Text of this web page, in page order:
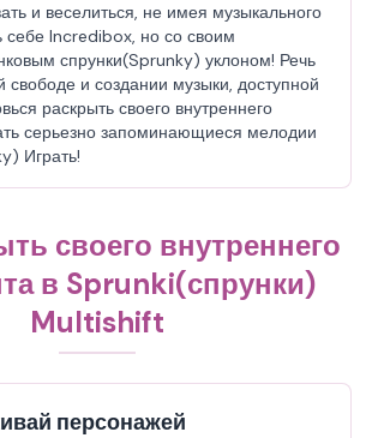
и веселиться, не имея музыкального
себе Incredibox, но со своим
спрунки(Sprunky) уклоном! Речь
свободе и создании музыки, доступной
раскрыть своего внутреннего
серьезно запоминающиеся мелодии
Играть!
своего внутреннего
в Sprunki(спрунки)
Multishift
персонажей